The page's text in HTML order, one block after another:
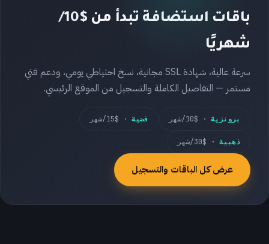
باقات استضافة تبدأ من $10/
شهريًا
سرعة عالية، شهادة SSL مجانية، نسخ احتياطي يومي، ودعم فني
مستمر — التفاصيل الكاملة والتسجيل من الموقع الرئيسي.
برونزية · $10/شهر فضية · $15/شهر
ذهبية · $30/شهر
عرض كل الباقات والتسجيل